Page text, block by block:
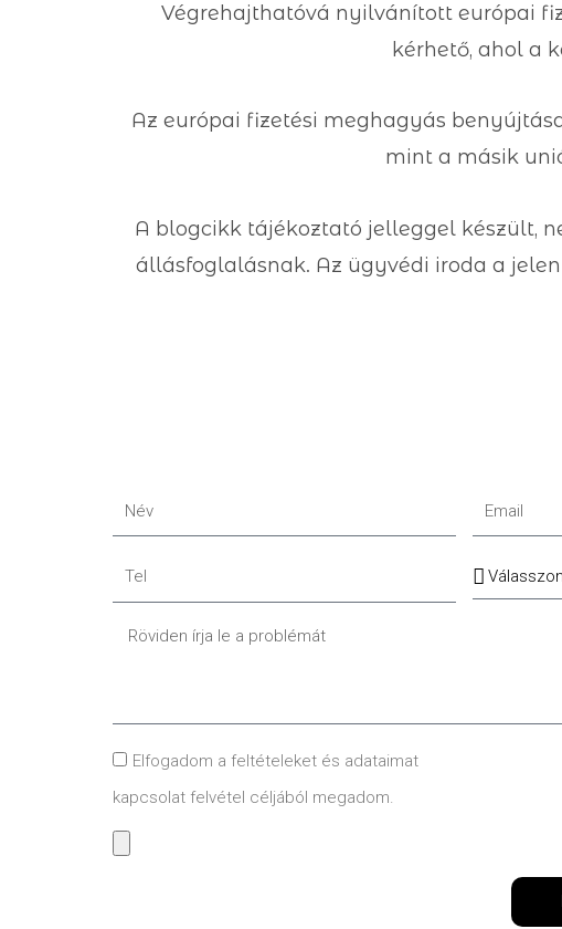
Végrehajthatóvá nyilvánított európai
kérhető, ahol a
Az európai fizetési meghagyás
mint a másik
A blogcikk tájékoztató jelleggel készült,
állásfoglalásnak. Az ügyvédi iroda a
Név Email
Tel
Message
GDPRElfogadom a feltételeket és adataimat
kapcsolat felvétel céljából megadom.